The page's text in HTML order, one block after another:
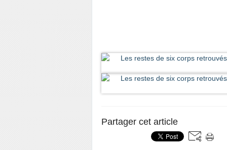
Partager cet article